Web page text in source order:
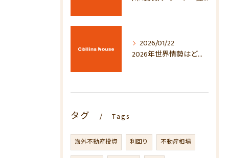
2026/01/22
2026年世界情勢はどう動く？地政学・経済・マーケットへの影響を徹底考察
タグ Tags
海外不動産投資 利回り 不動産相場